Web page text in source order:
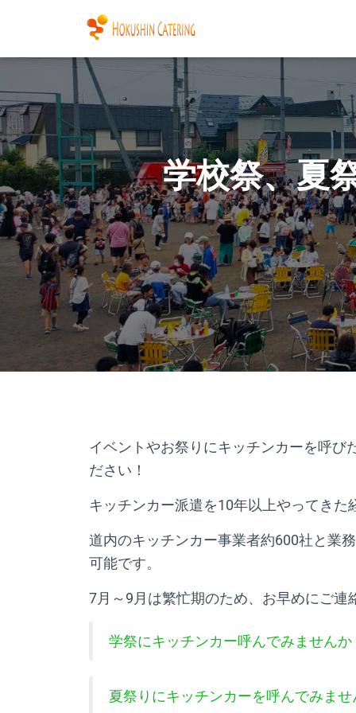
学校祭、夏
イベントやお祭りにキッチンカーを呼
ださい！
キッチンカー派遣を10年以上やってきた
道内のキッチンカー事業者約600社と業
可能です。
7月～9月は繁忙期のため、お早めにご連
学祭にキッチンカー呼んでみませんか
夏祭りにキッチンカーを呼んでみませ